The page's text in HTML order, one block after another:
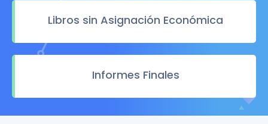
Libros sin Asignación Económica
Informes Finales